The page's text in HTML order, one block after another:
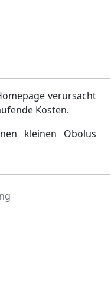
verursacht
Kosten.
kleinen Obolus